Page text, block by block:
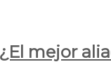
mejor